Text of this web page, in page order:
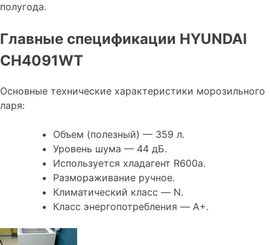
полугода.
Главные спецификации HYUNDAI
CH4091WT
Основные технические характеристики морозильного
ларя:
Объем (полезный) — 359 л.
Уровень шума — 44 дБ.
Используется хладагент R600a.
Размораживание ручное.
Климатический класс — N.
Класс энергопотребления — A+.